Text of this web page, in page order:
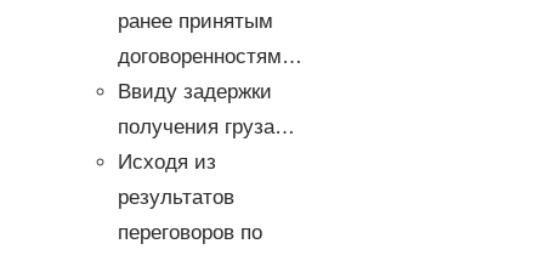
ранее принятым
договоренностям…
Ввиду задержки
получения груза…
Исходя из
результатов
переговоров по